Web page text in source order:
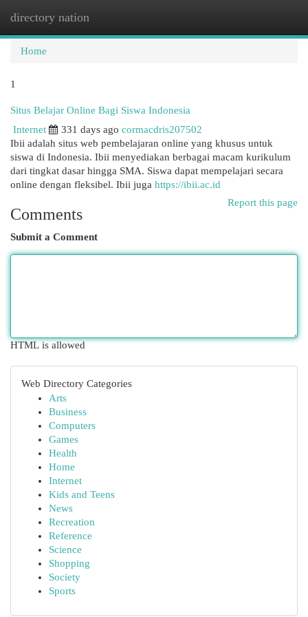
directory nation
Home
1
Situs Belajar Online Bagi Siswa Indonesia
Internet
331 days ago cormacdris207502
Ibii adalah situs web pembelajaran online yang khusus untuk
siswa di Indonesia. Ibii menyediakan berbagai macam kurikulum
dari tingkat dasar hingga SMA. Siswa dapat mempelajari secara
online dengan fleksibel. Ibii juga https://ibii.ac.id
Report this page
Comments
Submit a Comment
HTML is allowed
Web Directory Categories
Arts
Business
Computers
Games
Health
Home
Internet
Kids and Teens
News
Recreation
Reference
Science
Shopping
Society
Sports